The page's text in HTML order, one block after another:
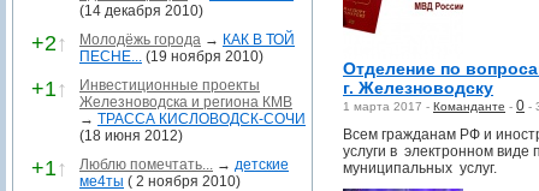
(14 декабря 2010)
+2↑ Молодёжь города → КАК В ТОЙ
ПЕСНЕ... (19 ноября 2010)
+1↑
Инвестиционные проекты
Железноводска и региона КМВ
→ ТРАССА КИСЛОВОДСК-СОЧИ
(18 июня 2012)
+1↑ Люблю помечтать... → детские
ме4ты ( 2 ноября 2010)
Отделение по
г. Железноводску
1 марта 2017 - Команданте - 0 -
Всем гражданам РФ и
услуги в электронном виде
муниципальных услуг.